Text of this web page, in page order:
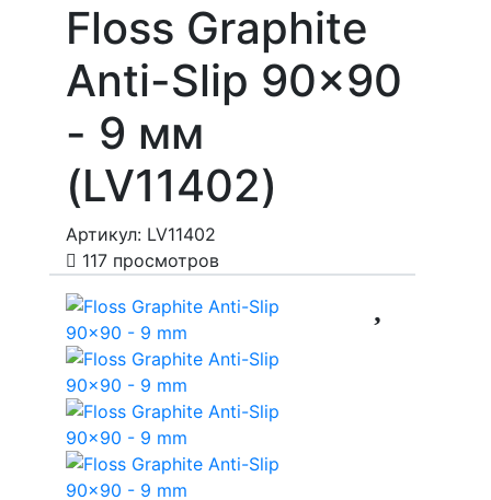
Floss Graphite
Anti-Slip 90x90
- 9 мм
(LV11402)
Артикул: LV11402
117 просмотров